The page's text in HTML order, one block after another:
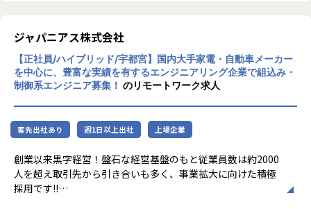
して放置しない会社です。
AIの知見が増えたり資格取得をバックアップしています！
（AIエンジニアコース/IT パスポート試験+基本情報技術者試
験コース/AWS 中級コース など）
★定期的な技術者面談を実施
1ヵ月半～2ヵ月に1度のペースで営業担当による技術者へ
の定期面談を実施。
不満・不安をヒアリングすると同時に、自分が歩んでいき
たいキャリアを共有し、スキルの向上とモチベーションの維
持に繋げています。
ジャパニアス株式会社
【正社員/ハイブリッド/宇都宮】国内大手家電・自動車メーカー
を中心に、豊富な実績を有するエンジニアリング企業で組込み・
制御系エンジニア募集！ のリモートワーク求人
客先出社あり 週1日以上出社 上場企業
創業以来黒字経営！盤石な経営基盤のもと従業員数は約2000
人を超え取引先から引き合いも多く、事業拡大に向けた積極
採用です!!